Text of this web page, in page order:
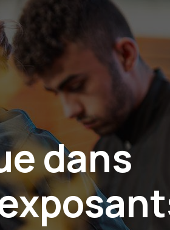
dans